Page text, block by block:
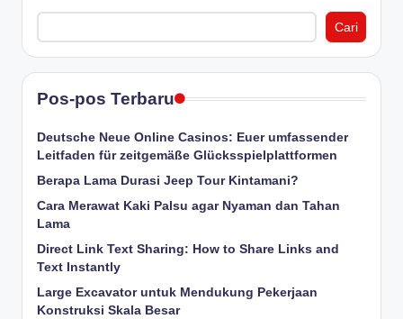
Cari
Pos-pos Terbaru
Deutsche Neue Online Casinos: Euer umfassender
Leitfaden für zeitgemäße Glücksspielplattformen
Berapa Lama Durasi Jeep Tour Kintamani?
Cara Merawat Kaki Palsu agar Nyaman dan Tahan
Lama
Direct Link Text Sharing: How to Share Links and
Text Instantly
Large Excavator untuk Mendukung Pekerjaan
Konstruksi Skala Besar